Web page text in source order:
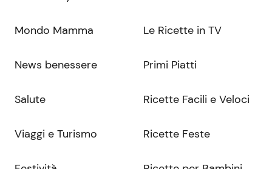
Mondo Mamma
News benessere
Salute
Viaggi e Turismo
Le Ricette in TV
Primi Piatti
Ricette Facili e Veloci
Ricette Feste